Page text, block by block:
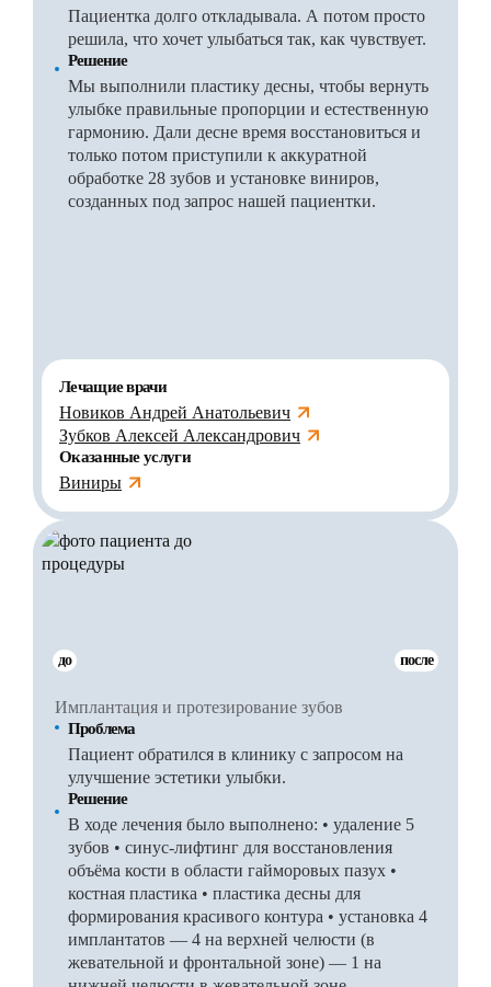
Пациентка долго откладывала. А потом просто
решила, что хочет улыбаться так, как чувствует.
Решение
Мы выполнили пластику десны, чтобы вернуть
улыбке правильные пропорции и естественную
гармонию. Дали десне время восстановиться и
только потом приступили к аккуратной
обработке 28 зубов и установке виниров,
созданных под запрос нашей пациентки.
Лечащие врачи
Новиков Андрей Анатольевич
Зубков Алексей Александрович
Оказанные услуги
Виниры
до после
Имплантация и протезирование зубов
Проблема
Пациент обратился в клинику с запросом на
улучшение эстетики улыбки.
Решение
В ходе лечения было выполнено: • удаление 5
зубов • синус-лифтинг для восстановления
объёма кости в области гайморовых пазух •
костная пластика • пластика десны для
формирования красивого контура • установка 4
имплантатов — 4 на верхней челюсти (в
жевательной и фронтальной зоне) — 1 на